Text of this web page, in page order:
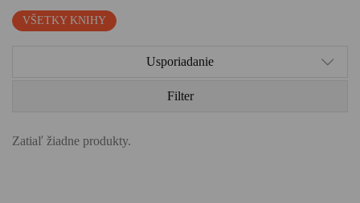
VŠETKY KNIHY
Usporiadanie
Filter
Zatiaľ žiadne produkty.